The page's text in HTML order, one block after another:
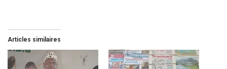
Articles similaires